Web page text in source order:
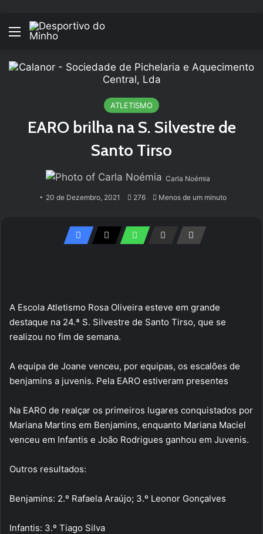
Menu
ATLETISMO
EARO brilha na S. Silvestre de
Santo Tirso
Carla Noémia
20 de Dezembro, 2021 276 Menos de um minuto
A Escola Atletismo Rosa Oliveira esteve em grande
destaque na 24.ª S. Silvestre de Santo Tirso, que se
realizou no fim de semana.
A equipa de Joane venceu, por equipas, os escalões de
benjamins a juvenis. Pela EARO estiveram presentes
Na EARO de realçar os primeiros lugares conquistados por
Mariana Martins em Benjamins, enquanto Mariana Maciel
venceu em Infantis e João Rodrigues ganhou em Juvenis.
Outros resultados:
Benjamins: 2.º Rafaela Araújo; 3.º Leonor Gonçalves
Infantis: 3.º Tiago Silva